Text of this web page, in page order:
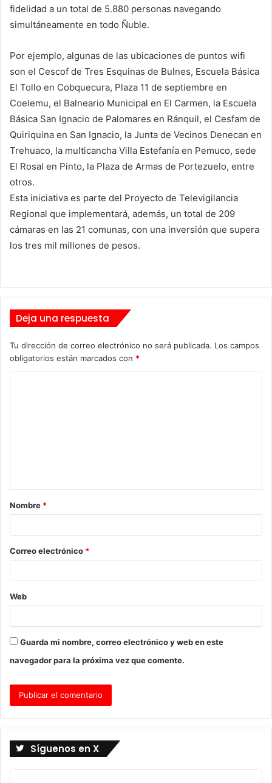
fidelidad a un total de 5.880 personas navegando
simultáneamente en todo Ñuble.
Por ejemplo, algunas de las ubicaciones de puntos wifi
son el Cescof de Tres Esquinas de Bulnes, Escuela Básica
El Tollo en Cobquecura, Plaza 11 de septiembre en
Coelemu, el Balneario Municipal en El Carmen, la Escuela
Básica San Ignacio de Palomares en Ránquil, el Cesfam de
Quiriquina en San Ignacio, la Junta de Vecinos Denecan en
Trehuaco, la multicancha Villa Estefanía en Pemuco, sede
El Rosal en Pinto, la Plaza de Armas de Portezuelo, entre
otros.
Esta iniciativa es parte del Proyecto de Televigilancia
Regional que implementará, además, un total de 209
cámaras en las 21 comunas, con una inversión que supera
los tres mil millones de pesos.
Deja una respuesta
Tu dirección de correo electrónico no será publicada. Los campos
obligatorios están marcados con *
a
r
*
Nombre *
Correo electrónico *
Web
Guarda mi nombre, correo electrónico y web en este
navegador para la próxima vez que comente.
Síguenos en X